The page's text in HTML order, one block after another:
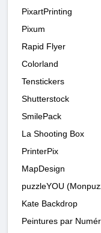
PixartPrinting
Pixum
Rapid Flyer
Colorland
Tenstickers
Shutterstock
SmilePack
La Shooting Box
PrinterPix
MapDesign
puzzleYOU
Kate Backdrop
Peintures par